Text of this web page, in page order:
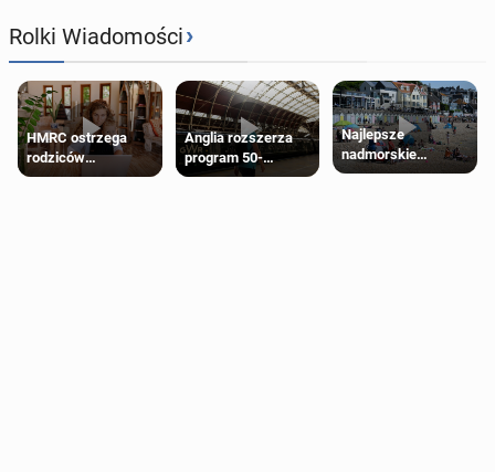
Rolki Wiadomości›
HMRC ostrzega
rodziców
pobierających Child
Anglia rozszerza
program 50-
procentowych
Najlepsze
nadmorskie
miasteczko blisko